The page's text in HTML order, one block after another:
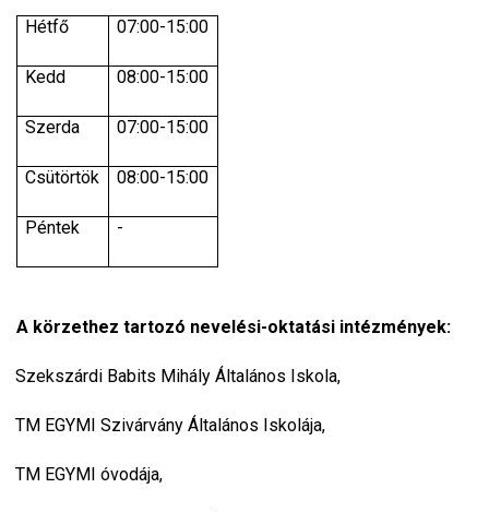
Hétfő 07:00-15:00
Kedd 08:00-15:00
Szerda 07:00-15:00
Csütörtök 08:00-15:00
Péntek -
A körzethez tartozó nevelési-oktatási intézmények:
Szekszárdi Babits Mihály Általános Iskola,
TM EGYMI Szivárvány Általános Iskolája,
TM EGYMI óvodája,